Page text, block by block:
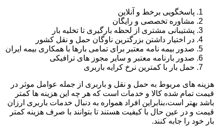
پاسخگویی برخط و آنلاین
مشاوره تخصصی و رایگان
پشتیبانی مشتری از لحظه بارگیری تا تخلیه بار
در اختیار داشتن بزرگترین ناوگان حمل و نقل کشور
صدور بیمه نامه معتبر برای تمامی بارها با همکاری بیمه ایران
صدور بارنامه معتبر و سایر مجوز های ترافیکی
حمل بار با کمترین نرخ کرایه باربری
هزینه های مربوط به حمل و نقل و باربری از جمله عوامل موثر در
قیمت تمام شده کالا و خدمات است که هر چه این هزینه ها کمتر
باشد بهتر است،بنابراین افراد همواره به دنبال خدمات باربری ارزان
قیمت و در عین حال با کیفیت هستند تا بتوانند با صرف هزینه کمتر
بار خود را جابه کنند.